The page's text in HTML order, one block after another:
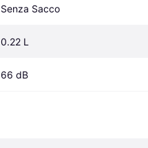
Senza Sacco
0.22 L
66 dB